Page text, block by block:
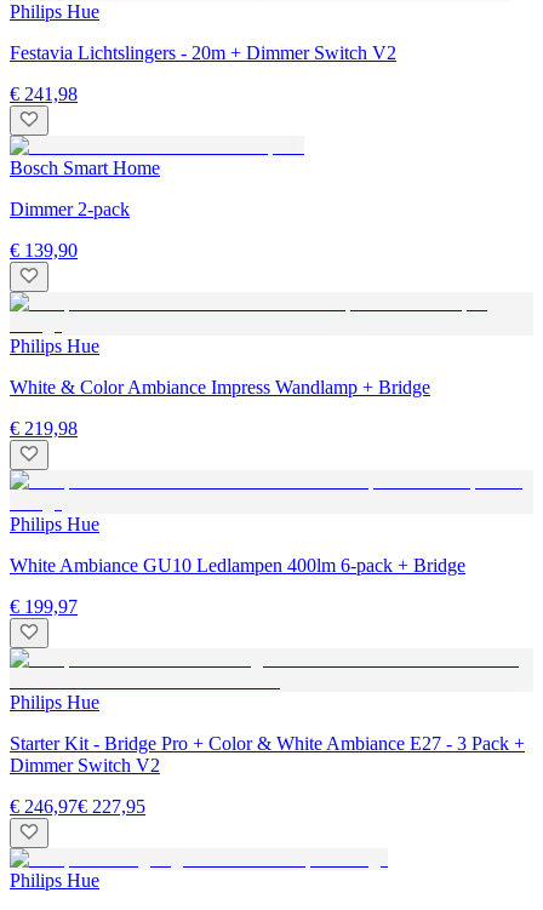
Philips Hue
Festavia Lichtslingers - 20m + Dimmer Switch V2
€ 241,98
Bosch Smart Home
Dimmer 2-pack
€ 139,90
Philips Hue
White & Color Ambiance Impress Wandlamp + Bridge
€ 219,98
Philips Hue
White Ambiance GU10 Ledlampen 400lm 6-pack + Bridge
€ 199,97
Philips Hue
Starter Kit - Bridge Pro + Color & White Ambiance E27 - 3 Pack +
Dimmer Switch V2
€ 246,97€ 227,95
Philips Hue